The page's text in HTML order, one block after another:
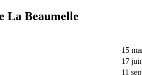
La Beaumelle
15
17
11